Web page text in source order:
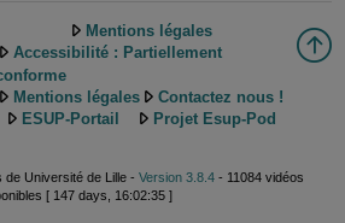
Mentions légales
Accessibilité : Partiellement
Mentions légales
Contactez nous !
ESUP-Portail
Projet Esup-Pod
de Université de Lille - Version 3.8.4- 11084 vidéos
[ 147 days, 16:02:35 ]